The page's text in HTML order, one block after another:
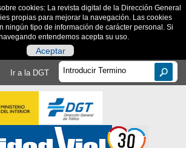
cookies: La revista digital de la Dirección General
propias para mejorar la navegación. Las cookies
ningún tipo de información de carácter personal. Si
entendemos acepta su uso.
Aceptar
Ir a la DGT